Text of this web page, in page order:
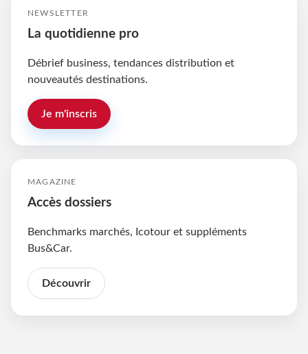
NEWSLETTER
La quotidienne pro
Débrief business, tendances distribution et
nouveautés destinations.
Je m'inscris
MAGAZINE
Accès dossiers
Benchmarks marchés, Icotour et suppléments
Bus&Car.
Découvrir